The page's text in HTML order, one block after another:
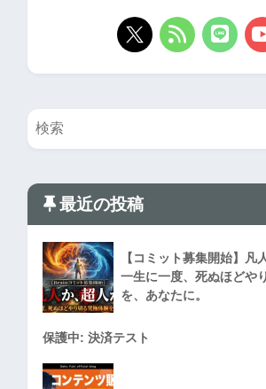
最近の投稿
【コミット募集開始】凡
一生に一度、死ぬほどや
を、あなたに。
保護中: 決済テスト